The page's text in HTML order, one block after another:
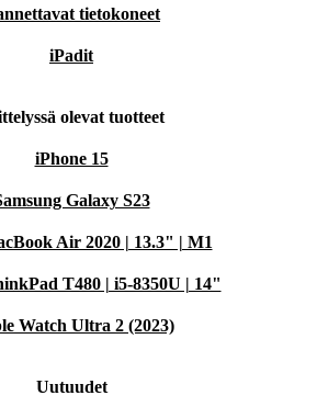
tietokoneet
iPadit
olevat tuotteet
iPhone 15
Galaxy S23
Air 2020 | 13.3" | M1
T480 | i5-8350U | 14"
Watch Ultra 2 (2023)
Uutuudet